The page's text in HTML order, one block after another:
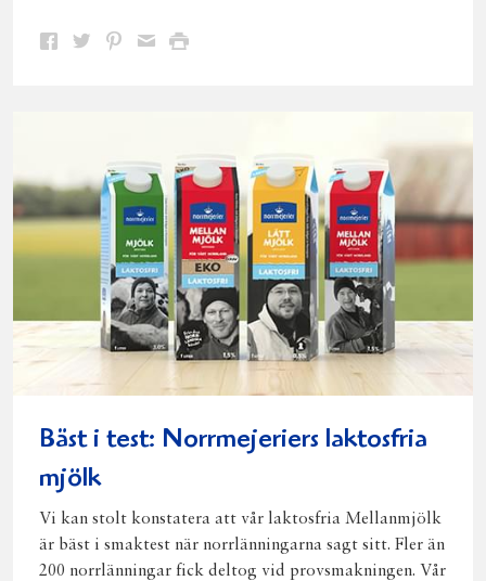
Dela Dela Dela DelaSkriv
Bäst i test: Norrmejeriers laktosfria
mjölk
Vi kan stolt konstatera att vår laktosfria Mellanmjölk
är bäst i smaktest när norrlänningarna sagt sitt. Fler än
200 norrlänningar fick deltog vid provsmakningen. Vår